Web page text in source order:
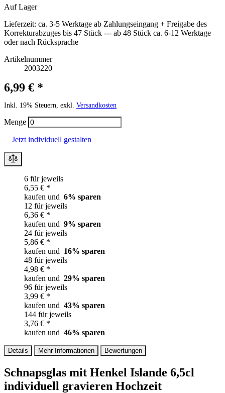
Auf Lager
Lieferzeit: ca. 3-5 Werktage ab Zahlungseingang + Freigabe des
Korrekturabzuges bis 47 Stück --- ab 48 Stück ca. 6-12 Werktage
oder nach Rücksprache
Artikelnummer
2003220
6,99 € *
Inkl. 19% Steuern, exkl. Versandkosten
Menge
Jetzt individuell gestalten
6 für jeweils
6,55 € *
kaufen und 6% sparen
12 für jeweils
6,36 € *
kaufen und 9% sparen
24 für jeweils
5,86 € *
kaufen und 16% sparen
48 für jeweils
4,98 € *
kaufen und 29% sparen
96 für jeweils
3,99 € *
kaufen und 43% sparen
144 für jeweils
3,76 € *
kaufen und 46% sparen
Details Mehr Informationen Bewertungen
Schnapsglas mit Henkel Islande 6,5cl
individuell gravieren Hochzeit